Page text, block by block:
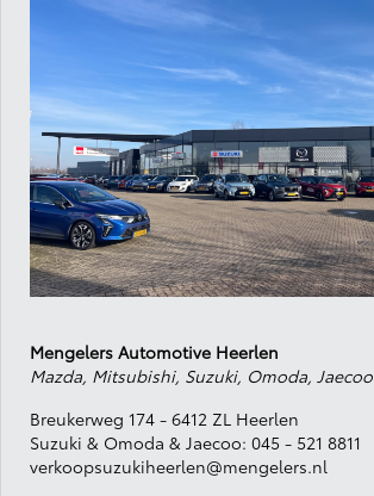
Mengelers Automotive Heerlen
Mazda, Mitsubishi, Suzuki, Omoda, Jaecoo
Breukerweg 174 - 6412 ZL Heerlen
Suzuki & Omoda & Jaecoo: 045 - 521 8811
verkoopsuzukiheerlen@mengelers.nl